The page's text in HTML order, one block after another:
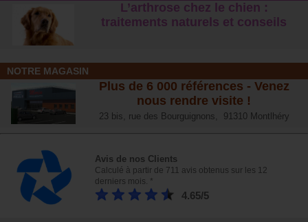
L’arthrose chez le chien :
traitements naturels et conseil s
NOTRE MAGASIN
Plus de 6 000 références - Venez
nous rendre visite !
23 bis, rue des Bourguignons, 91310 Montlhéry
Avis de nos Clients
Calculé à partir de 711 avis obtenus sur les 12
derniers mois. *
4.65/5